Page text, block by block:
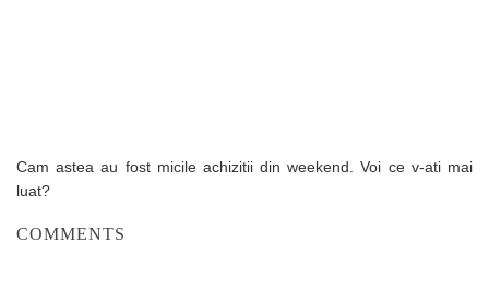
Cam astea au fost micile achizitii din weekend. Voi ce v-ati mai
luat?
COMMENTS